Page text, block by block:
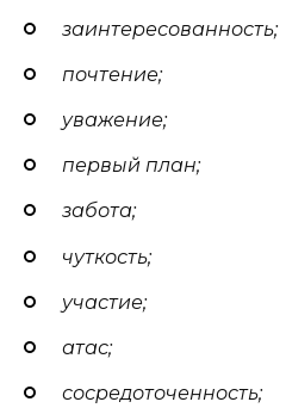
заинтересованность;
почтение;
уважение;
первый план;
забота;
чуткость;
участие;
атас;
сосредоточенность;